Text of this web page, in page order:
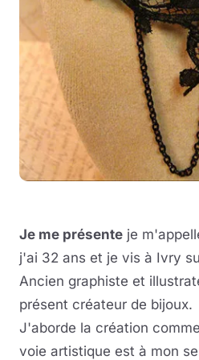
Je me présente je
j'ai 32 ans et je vis à Ivry
Ancien graphiste et
présent créateur de bijoux.
J'aborde la création
voie artistique est à mon